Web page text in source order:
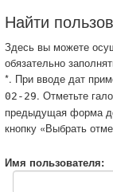
Вход
Найти
Здесь вы можете
обязательно
*. При вводе дат
02-29. Отметьте
предыдущая форма
кнопку «Выбрать
Имя пользователя: